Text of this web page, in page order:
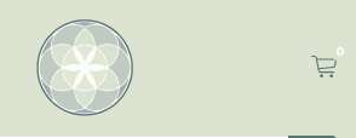
0